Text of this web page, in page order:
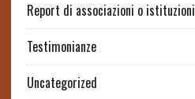
Report di associazioni o istituzioni
Testimonianze
Uncategorized